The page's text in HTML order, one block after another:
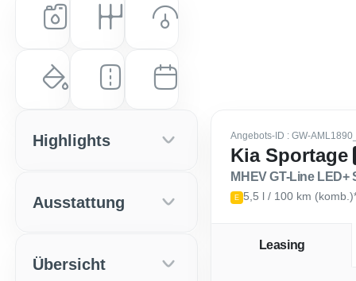
Kraftstoff
Diesel Automatik
Leistung (PS)
136 PS (100 kW)
Farbe
Deluxeweiß Metallic
Laufleistung
10 km
Erstzulassung
EZ: Feb. 2026
Angebots-ID : GW-
Kia Sportage
MHEV GT-Line LED+
E 5,5 l / 100 km
Leasing
Highlights
Ausstattung
Übersicht